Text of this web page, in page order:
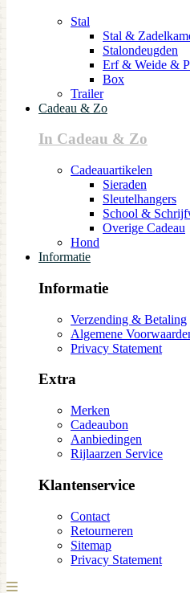
Stal
Stal &
Stalondeugden
Erf & Weide &
Box
Trailer
Cadeau & Zo
In Cadeau & Zo
Cadeauartikelen
Sieraden
Sleutelhangers
School &
Overige Cadeau
Hond
Informatie
Informatie
Verzending & Betaling
Algemene
Privacy Statement
Extra
Merken
Cadeaubon
Aanbiedingen
Rijlaarzen Service
Klantenservice
Contact
Retourneren
Sitemap
Privacy Statement